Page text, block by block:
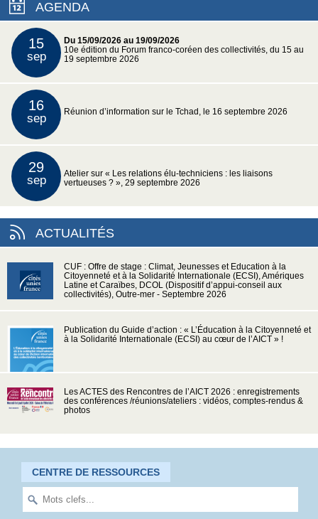
AGENDA
15
sep
Du 15/09/2026 au 19/09/2026
10e édition du Forum franco-coréen des collectivités, du 15 au
19 septembre 2026
16
sep Réunion d’information sur le Tchad, le 16 septembre 2026
29
sep
Atelier sur « Les relations élu-techniciens : les liaisons
vertueuses ? », 29 septembre 2026
ACTUALITÉS
CUF : Offre de stage : Climat, Jeunesses et Education à la
Citoyenneté et à la Solidarité Internationale (ECSI), Amériques
Latine et Caraïbes, DCOL (Dispositif d’appui-conseil aux
collectivités), Outre-mer - Septembre 2026
Publication du Guide d’action : « L’Éducation à la Citoyenneté et
à la Solidarité Internationale (ECSI) au cœur de l’AICT » !
Les ACTES des Rencontres de l’AICT 2026 : enregistrements
des conférences /réunions/ateliers : vidéos, comptes-rendus &
photos
CENTRE DE RESSOURCES